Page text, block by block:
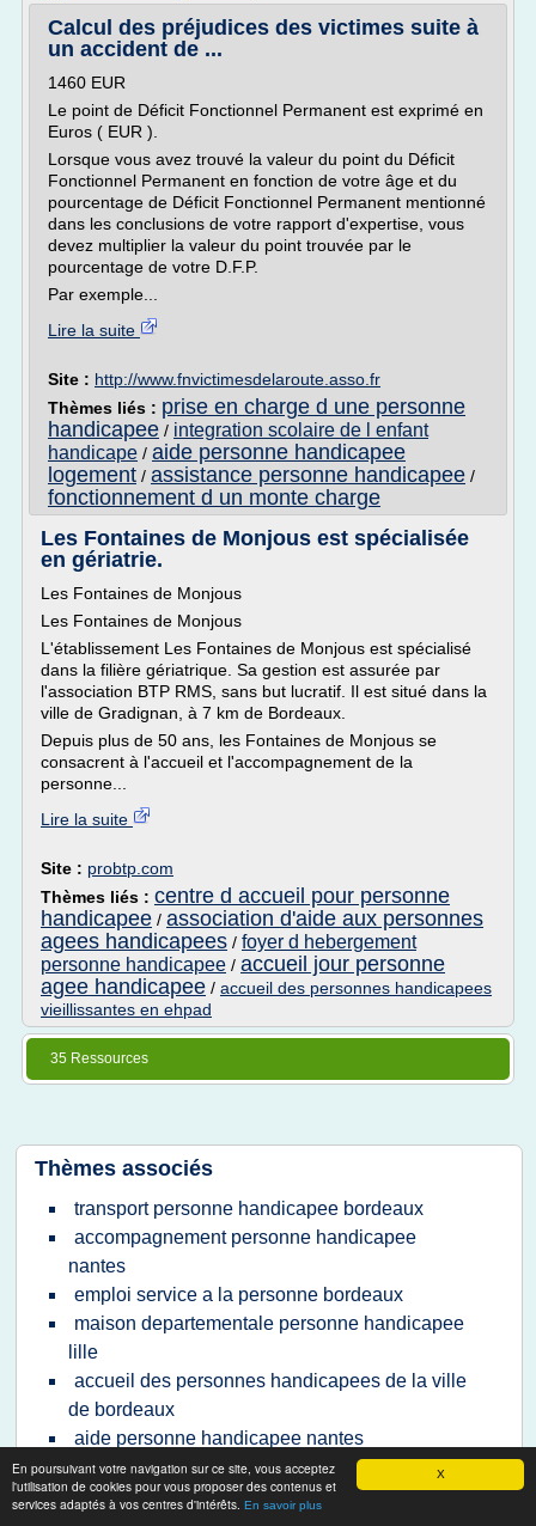
X
En poursuivant votre navigation sur ce site, vous acceptez
l'utilisation de cookies pour vous proposer des contenus et
services adaptés à vos centres d'intérêts. En savoir plus
Calcul des préjudices des victimes suite à
un accident de ...
1460 EUR
Le point de Déficit Fonctionnel Permanent est exprimé en
Euros ( EUR ).
Lorsque vous avez trouvé la valeur du point du Déficit
Fonctionnel Permanent en fonction de votre âge et du
pourcentage de Déficit Fonctionnel Permanent mentionné
dans les conclusions de votre rapport d'expertise, vous
devez multiplier la valeur du point trouvée par le
pourcentage de votre D.F.P.
Par exemple...
Lire la suite
Site : http://www.fnvictimesdelaroute.asso.fr
Thèmes liés : prise en charge d une personne
handicapee / integration scolaire de l enfant
handicape / aide personne handicapee
logement / assistance personne handicapee /
fonctionnement d un monte charge
Les Fontaines de Monjous est spécialisée
en gériatrie.
Les Fontaines de Monjous
Les Fontaines de Monjous
L'établissement Les Fontaines de Monjous est spécialisé
dans la filière gériatrique. Sa gestion est assurée par
l'association BTP RMS, sans but lucratif. Il est situé dans la
ville de Gradignan, à 7 km de Bordeaux.
Depuis plus de 50 ans, les Fontaines de Monjous se
consacrent à l'accueil et l'accompagnement de la
personne...
Lire la suite
Site : probtp.com
Thèmes liés : centre d accueil pour personne
handicapee / association d'aide aux personnes
agees handicapees / foyer d hebergement
personne handicapee / accueil jour personne
agee handicapee / accueil des personnes handicapees
vieillissantes en ehpad
35 Ressources
Thèmes associés
transport personne handicapee bordeaux
accompagnement personne handicapee
nantes
emploi service a la personne bordeaux
maison departementale personne handicapee
lille
accueil des personnes handicapees de la ville
de bordeaux
aide personne handicapee nantes
maison departementale personne handicapee
rhone